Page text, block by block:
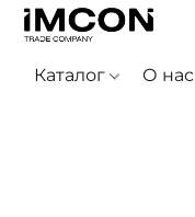
Каталог О нас